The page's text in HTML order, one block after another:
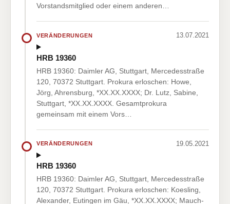
Vorstandsmitglied oder einem anderen…
VERÄNDERUNGEN 13.07.2021
HRB 19360
HRB 19360: Daimler AG, Stuttgart, Mercedesstraße
120, 70372 Stuttgart. Prokura erloschen: Howe,
Jörg, Ahrensburg, *XX.XX.XXXX; Dr. Lutz, Sabine,
Stuttgart, *XX.XX.XXXX. Gesamtprokura
gemeinsam mit einem Vors…
VERÄNDERUNGEN 19.05.2021
HRB 19360
HRB 19360: Daimler AG, Stuttgart, Mercedesstraße
120, 70372 Stuttgart. Prokura erloschen: Koesling,
Alexander, Eutingen im Gäu, *XX.XX.XXXX; Mauch-